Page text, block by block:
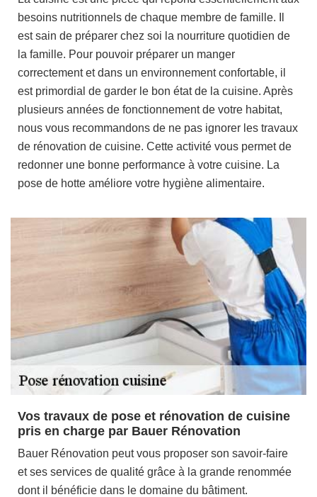
besoins nutritionnels de chaque membre de famille. Il
est sain de préparer chez soi la nourriture quotidien de
la famille. Pour pouvoir préparer un manger
correctement et dans un environnement confortable, il
est primordial de garder le bon état de la cuisine. Après
plusieurs années de fonctionnement de votre habitat,
nous vous recommandons de ne pas ignorer les travaux
de rénovation de cuisine. Cette activité vous permet de
redonner une bonne performance à votre cuisine. La
pose de hotte améliore votre hygiène alimentaire.
Vos travaux de pose et rénovation de cuisine
pris en charge par Bauer Rénovation
Bauer Rénovation peut vous proposer son savoir-faire
et ses services de qualité grâce à la grande renommée
dont il bénéficie dans le domaine du bâtiment.